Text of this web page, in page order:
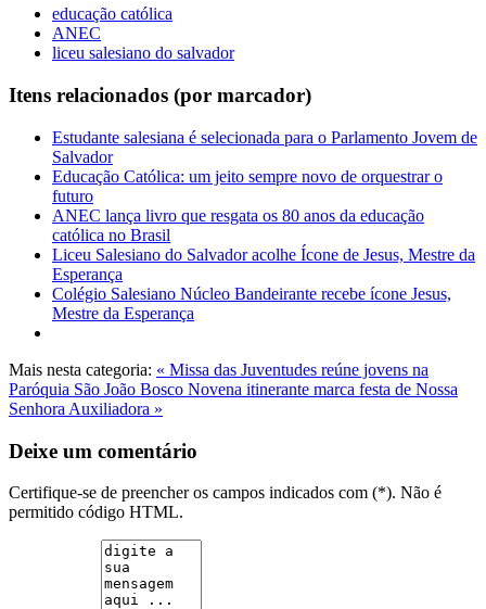
educação católica
ANEC
liceu salesiano do salvador
Itens relacionados (por marcador)
Estudante salesiana é selecionada para o Parlamento Jovem de
Salvador
Educação Católica: um jeito sempre novo de orquestrar o
futuro
ANEC lança livro que resgata os 80 anos da educação
católica no Brasil
Liceu Salesiano do Salvador acolhe Ícone de Jesus, Mestre da
Esperança
Colégio Salesiano Núcleo Bandeirante recebe ícone Jesus,
Mestre da Esperança
Mais nesta categoria: « Missa das Juventudes reúne jovens na
Paróquia São João Bosco Novena itinerante marca festa de Nossa
Senhora Auxiliadora »
Deixe um comentário
Certifique-se de preencher os campos indicados com (*). Não é
permitido código HTML.